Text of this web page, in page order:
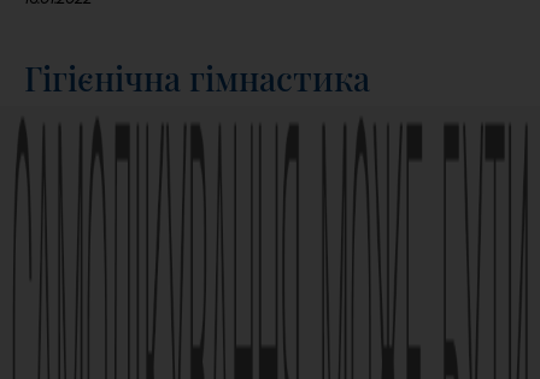
Гігієнічна гімнастика
ДІЗНАТИСЬ БІЛЬШЕ